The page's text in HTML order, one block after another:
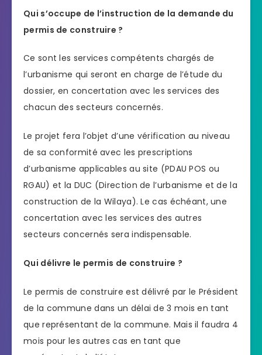
Qui s’occupe de l’instruction de la demande du
permis de construire ?
Ce sont les services compétents chargés de
l’urbanisme qui seront en charge de l’étude du
dossier, en concertation avec les services des
chacun des secteurs concernés.
Le projet fera l’objet d’une vérification au niveau
de sa conformité avec les prescriptions
d’urbanisme applicables au site (PDAU POS ou
RGAU) et la DUC (Direction de l’urbanisme et de la
construction de la Wilaya). Le cas échéant, une
concertation avec les services des autres
secteurs concernés sera indispensable.
Qui délivre le permis de construire ?
Le permis de construire est délivré par le Président
de la commune dans un délai de 3 mois en tant
que représentant de la commune. Mais il faudra 4
mois pour les autres cas en tant que